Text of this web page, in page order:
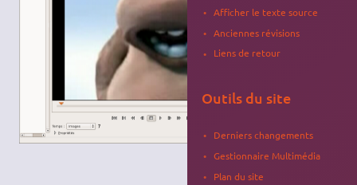
Afficher le texte source
Anciennes révisions
Liens de retour
Outils du site
Derniers changements
Gestionnaire Multimédia
Plan du site